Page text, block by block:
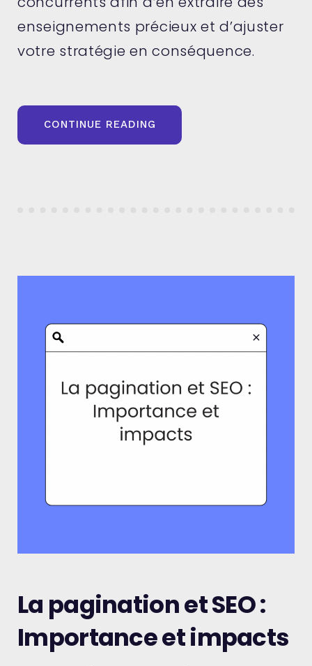
enseignements précieux et d’ajuster
votre stratégie en conséquence.
CONTINUE READING
LES
La pagination et SEO :
Importance et impacts